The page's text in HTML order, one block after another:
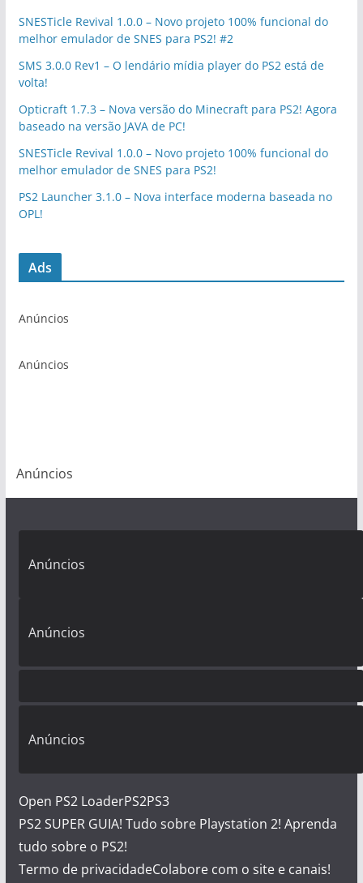
SNESTicle Revival 1.0.0 – Novo projeto 100% funcional do
melhor emulador de SNES para PS2! #2
SMS 3.0.0 Rev1 – O lendário mídia player do PS2 está de
volta!
Opticraft 1.7.3 – Nova versão do Minecraft para PS2! Agora
baseado na versão JAVA de PC!
SNESTicle Revival 1.0.0 – Novo projeto 100% funcional do
melhor emulador de SNES para PS2!
PS2 Launcher 3.1.0 – Nova interface moderna baseada no
OPL!
Ads
Anúncios
Anúncios
Anúncios
Anúncios
Anúncios
Anúncios
Open PS2 LoaderPS2PS3
PS2 SUPER GUIA! Tudo sobre Playstation 2! Aprenda
tudo sobre o PS2!
Termo de privacidadeColabore com o site e canais!